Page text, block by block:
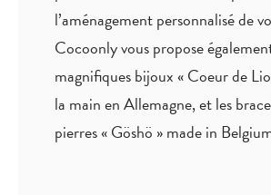
l’aménagement personnalisé de
Cocoonly vous propose
magnifiques bijoux « Coeur de
la main en Allemagne, et les
pierres « Göshö » made in